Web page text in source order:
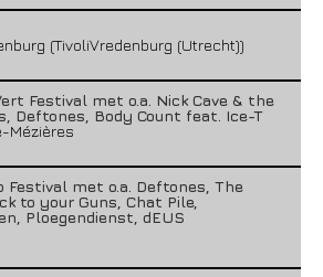
(TivoliVredenburg (Utrecht))
Festival met o.a. Nick Cave & the
Deftones, Body Count feat. Ice-T
Mézières
Festival met o.a. Deftones, The
to your Guns, Chat Pile,
Ploegendienst, dEUS